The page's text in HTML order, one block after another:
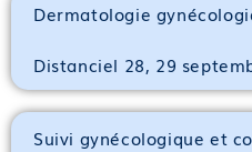
Dermatologie
Distanciel 28, 29
Suivi gynécologique et